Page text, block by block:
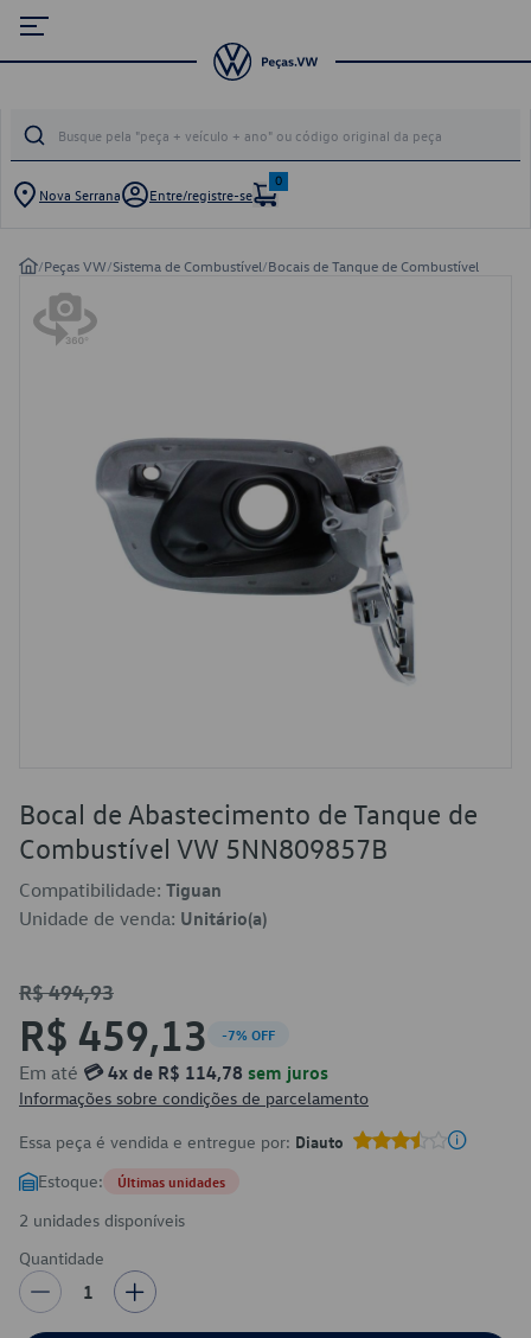
Nova Serrana Entre/registre-se
0
/Peças VW/Sistema de Combustível/Bocais de Tanque de Combustível
Bocal de Abastecimento de Tanque de
Combustível VW 5NN809857B
Compatibilidade: Tiguan
Unidade de venda: Unitário(a)
R$ 494,93
R$ 459,13 -7% OFF
Em até 💳 4x de R$ 114,78 sem juros
Informações sobre condições de parcelamento
Essa peça é vendida e entregue por: Diauto
Estoque: Últimas unidades
2 unidades disponíveis
Quantidade
1